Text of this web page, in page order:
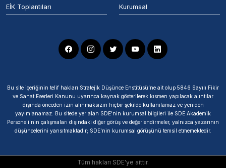
EİK Toplantıları
Kurumsal
Bu site içeriğinin telif hakları Stratejik Düşünce Enstitüsü’ne ait olup 5846 Sayılı Fikir
ve Sanat Eserleri Kanunu uyarınca kaynak gösterilerek kısmen yapılacak alıntılar
dışında önceden izin alınmaksızın hiçbir şekilde kullanılamaz ve yeniden
yayımlanamaz. Bu sitede yer alan SDE'nin kurumsal bilgileri ile SDE Akademik
Personeli'nin çalışmaları dışındaki diğer görüş ve değerlendirmeler, yalnızca yazarının
düşüncelerini yansıtmaktadır; SDE'nin kurumsal görüşünü temsil etmemektedir.
Tüm hakları SDE'ye aittir.